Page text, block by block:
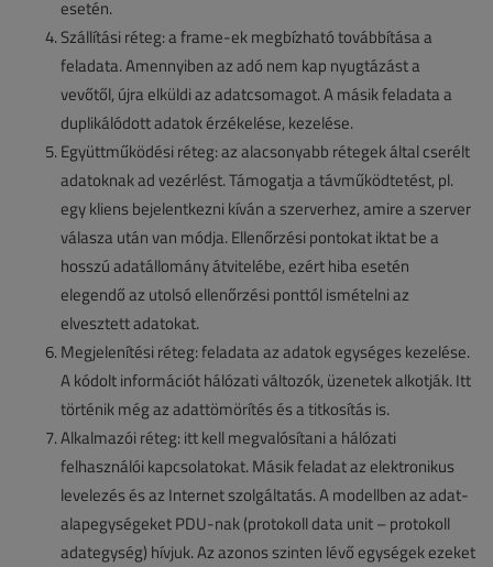
esetén.
Szállítási réteg: a frame-ek megbízható továbbítása a
feladata. Amennyiben az adó nem kap nyugtázást a
vevőtől, újra elküldi az adatcsomagot. A másik feladata a
duplikálódott adatok érzékelése, kezelése.
Együttműködési réteg: az alacsonyabb rétegek által cserélt
adatoknak ad vezérlést. Támogatja a távműködtetést, pl.
egy kliens bejelentkezni kíván a szerverhez, amire a szerver
válasza után van módja. Ellenőrzési pontokat iktat be a
hosszú adatállomány átvitelébe, ezért hiba esetén
elegendő az utolsó ellenőrzési ponttól ismételni az
elvesztett adatokat.
Megjelenítési réteg: feladata az adatok egységes kezelése.
A kódolt információt hálózati változók, üzenetek alkotják. Itt
történik még az adattömörítés és a titkosítás is.
Alkalmazói réteg: itt kell megvalósítani a hálózati
felhasználói kapcsolatokat. Másik feladat az elektronikus
levelezés és az Internet szolgáltatás. A modellben az adat-
alapegységeket PDU-nak (protokoll data unit – protokoll
adategység) hívjuk. Az azonos szinten lévő egységek ezeket